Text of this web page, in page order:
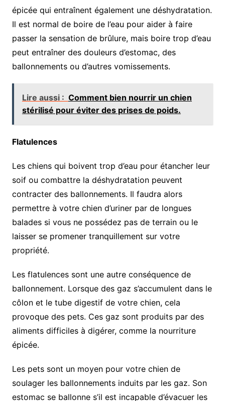
épicée qui entraînent également une déshydratation.
Il est normal de boire de l’eau pour aider à faire
passer la sensation de brûlure, mais boire trop d’eau
peut entraîner des douleurs d’estomac, des
ballonnements ou d’autres vomissements.
Lire aussi : Comment bien nourrir un chien
stérilisé pour éviter des prises de poids.
Flatulences
Les chiens qui boivent trop d’eau pour étancher leur
soif ou combattre la déshydratation peuvent
contracter des ballonnements. Il faudra alors
permettre à votre chien d’uriner par de longues
balades si vous ne possédez pas de terrain ou le
laisser se promener tranquillement sur votre
propriété.
Les flatulences sont une autre conséquence de
ballonnement. Lorsque des gaz s’accumulent dans le
côlon et le tube digestif de votre chien, cela
provoque des pets. Ces gaz sont produits par des
aliments difficiles à digérer, comme la nourriture
épicée.
Les pets sont un moyen pour votre chien de
soulager les ballonnements induits par les gaz. Son
estomac se ballonne s’il est incapable d’évacuer les